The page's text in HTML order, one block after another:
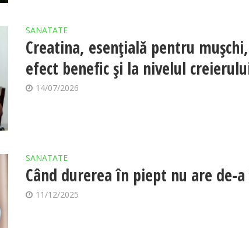
SANATATE
Creatina, esențială pentru
efect benefic și la nivelul
14/07/2026
SANATATE
Când durerea în piept nu are de-
11/12/2025